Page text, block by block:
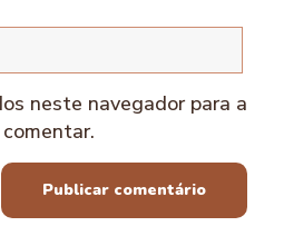
neste navegador para a